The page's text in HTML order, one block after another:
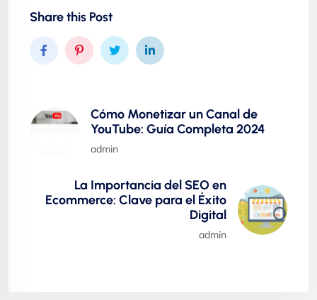
Share this Post
Cómo Monetizar un Canal de
YouTube: Guía Completa 2024
admin
La Importancia del SEO en
Ecommerce: Clave para el Éxito
Digital
admin